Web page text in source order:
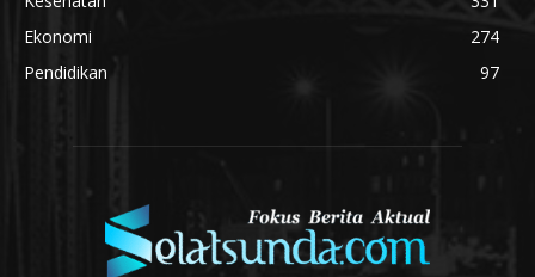
Ekonomi
274
Pendidikan
97